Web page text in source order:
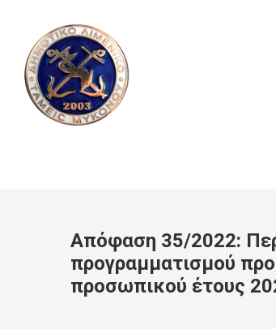
Απόφαση 35/2022:
προγραμματισμού
προσωπικού έτους